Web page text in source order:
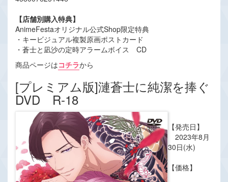
【店舗別購入特典】
AnimeFestaオリジナル公式Shop限定特典
・キービジュアル複製原画ポストカード
・蒼士と凪沙の定時アラームボイス CD
商品ページはコチラから
[プレミアム版]漣蒼士に純潔を捧ぐ
DVD R-18
【発売日】
2023年8月
30日(水)
【価格】